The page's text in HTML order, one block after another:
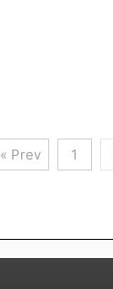
« Prev 1